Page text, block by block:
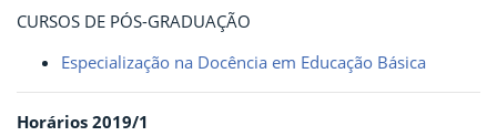
CURSOS DE PÓS-GRADUAÇÃO
Especialização na Docência em Educação Básica
Horários 2019/1